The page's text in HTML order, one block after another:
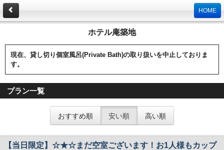
HOME
ホテル庵築地
現在、貸し切り個室風呂(Private Bath)の取り扱いを中止しておりま
す。
プラン一覧
おすすめ順 安い順 高い順
【当日限定】☆★☆まだ空室ございます！お1人様もカップ